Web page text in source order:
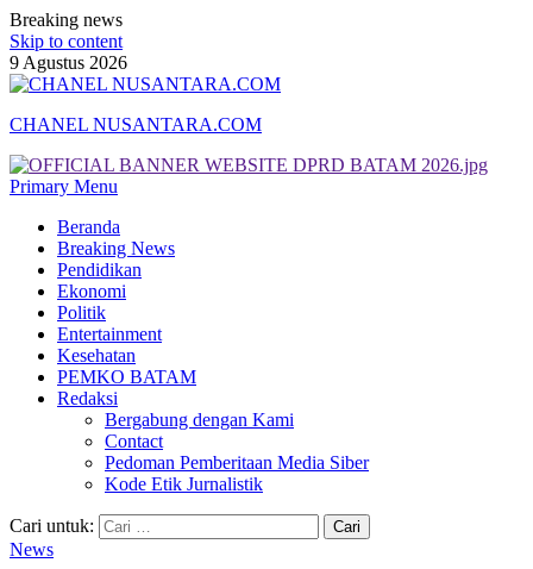
Breaking news
Skip to content
9 Agustus 2026
CHANEL NUSANTARA.COM
Primary Menu
Beranda
Breaking News
Pendidikan
Ekonomi
Politik
Entertainment
Kesehatan
PEMKO BATAM
Redaksi
Bergabung dengan Kami
Contact
Pedoman Pemberitaan Media Siber
Kode Etik Jurnalistik
Cari untuk:
News